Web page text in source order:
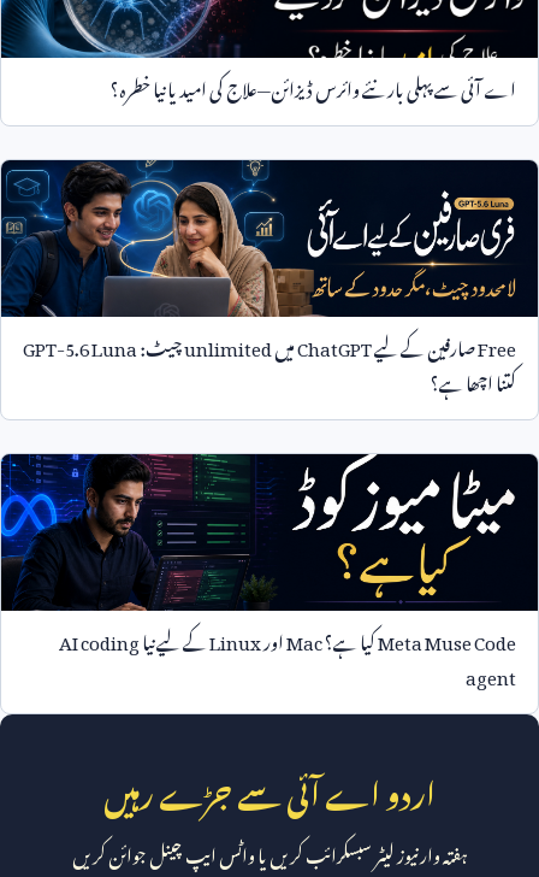
اے آئی سے پہلی بار نئے وائرس ڈیزائن—علاج کی امید یا نیا خطرہ؟
Freeصارفین کے لیےChatGPTمیںunlimitedچیٹ:GPT-5.6 Luna
کتنا اچھا ہے؟
Meta Muse Codeکیا ہے؟MacاورLinuxکے لیے نیاAI coding
agent
اردو اے آئی سے جڑے رہیں
ہفتہ وار نیوز لیٹر سبسکرائب کریں یا واٹس ایپ چینل جوائن کریں